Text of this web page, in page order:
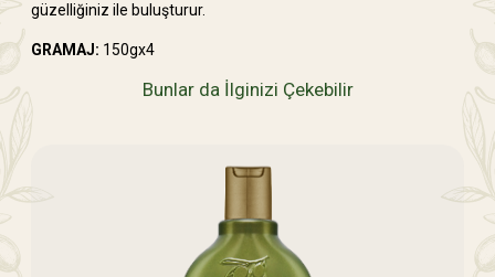
güzelliğiniz ile buluşturur.
GRAMAJ: 150gx4
Bunlar da İlginizi Çekebilir